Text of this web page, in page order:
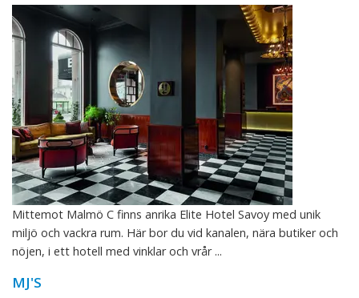
Mittemot Malmö C finns anrika Elite Hotel Savoy med unik
miljö och vackra rum. Här bor du vid kanalen, nära butiker och
nöjen, i ett hotell med vinklar och vrår ...
MJ'S